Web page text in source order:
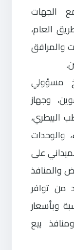
الجهات
العام،
والمرافق
مسؤولي
وجهاز
البيطري،
والوحدات
على
والمنافذ
من توافر
وبأسعار
بيع